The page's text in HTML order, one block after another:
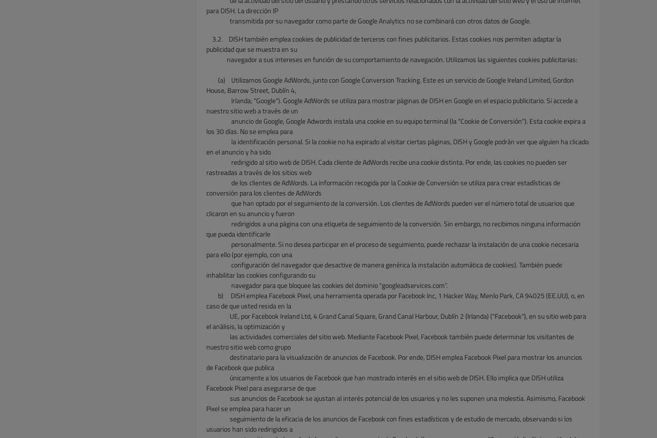
para DISH. La dirección IP
transmitida por su navegador como parte de GoogleAnalytics no se combinará con otros datos de Google.
3.2.
DISH también emplea cookies de publicidad de terceros con fines publicitarios. Estas cookies nos permiten adaptar la
publicidad que se muestra en su
navegadora sus intereses en función de su comportamiento de navegación. Utilizamos las siguientes cookies publicitarias:
(a)
Utilizamos Google AdWords, junto con Google Conversion Tracking. Este es un servicio de Google Ireland Limited, Gordon
House, Barrow Street, Dublín 4,
Irlanda; "Google"). Google AdWords se utiliza para mostrar páginas de DISH en Google en el espacio publicitario. Si accede a
nuestro sitio web a través de un
anuncio de Google, Google Adwords instala una cookie en su equipo terminal (la "Cookie de Conversión"). Esta cookie expira a
los 30 días. No se emplea para
la identificación personal. Si la cookie no ha expirado al visitar ciertas páginas, DISH y Google podrán ver que alguien ha clicado
en el anuncio y ha sido
redirigidoal sitio web de DISH. Cada cliente de AdWords recibe una cookie distinta. Por ende, las cookies no pueden ser
rastreadas a través de los sitios web
de losclientes de AdWords. La información recogida por la Cookie de Conversión se utiliza para crear estadísticas de
conversión para los clientes de AdWords
que hanoptado por el seguimiento de la conversión. Los clientes de AdWords pueden ver el número total de usuarios que
clicaron en su anuncio y fueron
redirigidos a unapágina con una etiqueta de seguimiento de la conversión. Sin embargo, no recibimos ninguna información
que pueda identificarle
personalmente.Si no deseaparticipar en el proceso de seguimiento, puede rechazar la instalación de una cookie necesaria
para ello (por ejemplo, con una
configuración del navegador quedesactive de manera genérica la instalación automática de cookies). También puede
inhabilitar las cookies configurando su
navegador para quebloquee las cookiesdel dominio "googleadservices.com”.
b)
DISH emplea Facebook Pixel, una herramienta operada por Facebook Inc, 1 Hacker Way, Menlo Park, CA 94025 (EE.UU), o, en
caso de que usted resida en la
UE, por Facebook Ireland Ltd, 4 Grand Canal Square, Grand Canal Harbour, Dublín 2 (Irlanda) ("Facebook"), en su sitio web para
el análisis, la optimización y
lasactividades comerciales del sitio web. Mediante Facebook Pixel, Facebook también puede determinar los visitantes de
nuestro sitio web como grupo
destinatarioparala visualización de anuncios de Facebook. Por ende, DISH emplea Facebook Pixel para mostrar los anuncios
de Facebook que publica
únicamente a los usuarios deFacebook que han mostrado interés en el sitio web de DISH. Ello implica que DISH utiliza
Facebook Pixel para asegurarse de que
sus anuncios deFacebook se ajustanal interés potencial de los usuarios y no les suponen una molestia. Asimismo, Facebook
Pixel se emplea para hacer un
seguimiento de laeficaciade los anuncios deFacebook con fines estadísticos y de estudio de mercado, observando si los
usuarios han sido redirigidos a